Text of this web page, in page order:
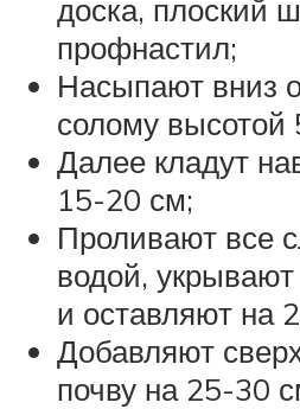
доска, плоский
профнастил;
Насыпают вниз
солому высотой
Далее кладут
15-20 см;
Проливают все
водой,
и оставляют на
Добавляют
почву на 25-30